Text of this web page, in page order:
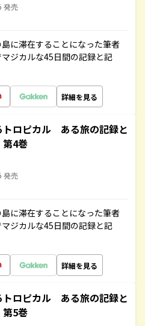
発売
に滞在することになった筆者
ジカルな45日間の記録と記
詳細を見る
トロピカル ある旅の記録と
4巻
発売
に滞在することになった筆者
ジカルな45日間の記録と記
詳細を見る
トロピカル ある旅の記録と
5巻